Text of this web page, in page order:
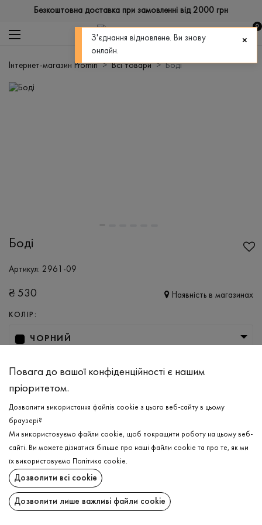
Безкоштовна доставка при замовленні від 2000 грн
0
Інтернет-магазин Promin Всі товари Боді
Боді
Артикул: 2961-09
₴ 530 Наявність в магазинах
КОЛІР:
ЧОРНИЙ
XS
ОБЕРІТЬ РОЗМІР
Боді
ДОДАТИ ДО КОШИКА
ОПИС
Повага до вашої конфіденційності є нашим
пріоритетом.
Дозволити використання файлів cookie з цього веб-сайту в цьому
браузері?
Ми використовуємо файли cookie, щоб покращити роботу на цьому веб-
сайті. Ви можете дізнатися більше про наші файли cookie та про те, як ми
їх використовуємо
Політика cookie.
Дозволити всі cookie
Дозволити лише важливі файли cookie
З'єднання відновлене. Ви знову
онлайн.